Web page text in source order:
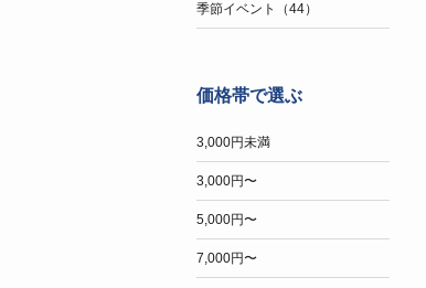
季節イベント（44）
価格帯で選ぶ
3,000円未満
3,000円〜
5,000円〜
7,000円〜